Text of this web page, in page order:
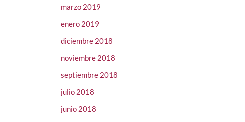
marzo 2019
enero 2019
diciembre 2018
noviembre 2018
septiembre 2018
julio 2018
junio 2018